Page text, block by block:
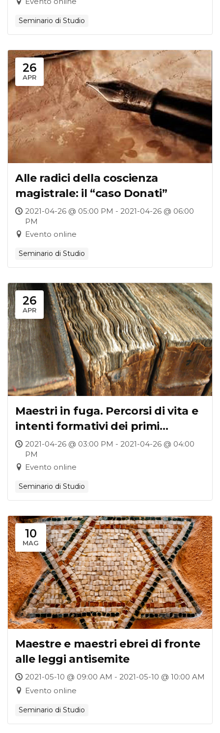
Seminario di Studio
26
APR
Alle radici della coscienza
magistrale: il “caso Donati”
2021-04-26 @ 05:00 PM - 2021-04-26 @ 06:00
PM
Evento online
Seminario di Studio
26
APR
Maestri in fuga. Percorsi di vita e
intenti formativi dei primi
protestanti italiani
2021-04-26 @ 03:00 PM - 2021-04-26 @ 04:00
PM
Evento online
Seminario di Studio
10
MAG
Maestre e maestri ebrei di fronte
alle leggi antisemite
2021-05-10 @ 09:00 AM - 2021-05-10 @ 10:00 AM
Evento online
Seminario di Studio